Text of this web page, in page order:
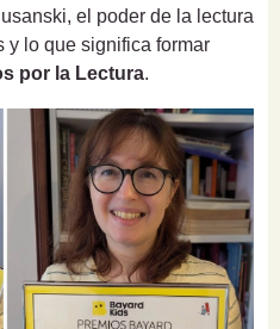
el poder de la lectura
y lo que significa formar
por la Lectura.